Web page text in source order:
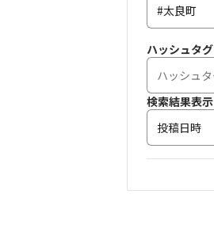
ハッシュタグ
検索結果表示
投稿日時